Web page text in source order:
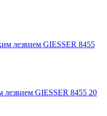
GIESSER 8455 20